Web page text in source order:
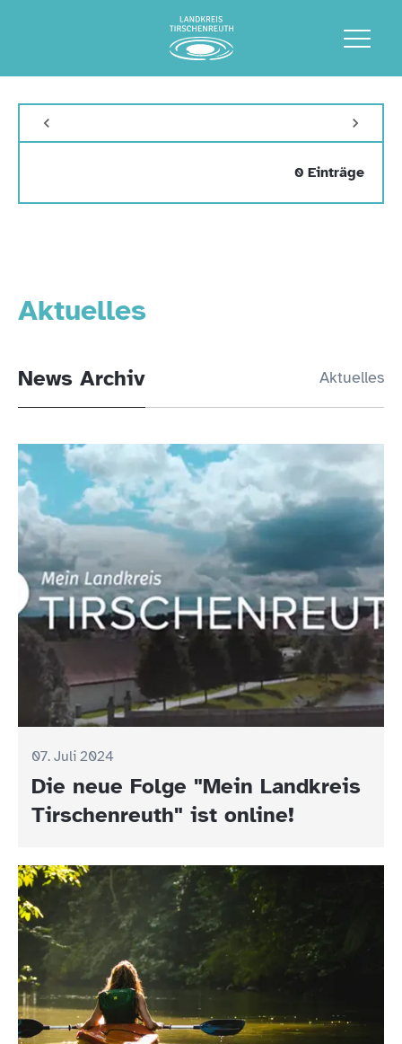
Aktuelles
News Archiv Aktuelles
07. Juli 2024
Die neue Folge "Mein Landkreis
Tirschenreuth" ist online!
0 Einträge